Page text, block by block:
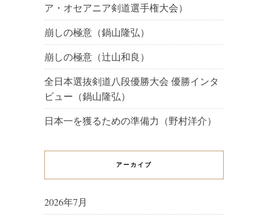
ア・オセアニア剣道選手権大会）
崩しの極意（鍋山隆弘）
崩しの極意（辻山和良）
全日本選抜剣道八段優勝大会 優勝インタ
ビュー（鍋山隆弘）
日本一を獲るための準備力（野村洋介）
アーカイブ
2026年7月